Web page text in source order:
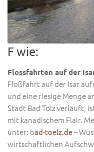
F wie:
Flossfahrten auf der
Floßfahrt auf der Isar
und eine riesige Menge
Stadt Bad Tölz verläuft,
mit kanadischem Flair.
unter: bad-toelz.de–
wirtschaftlichen